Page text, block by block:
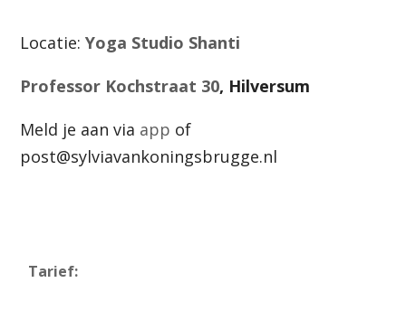
Locatie: Yoga Studio Shanti
Professor Kochstraat 30, Hilversum
Meld je aan via app of
post@sylviavankoningsbrugge.nl
Tarief: